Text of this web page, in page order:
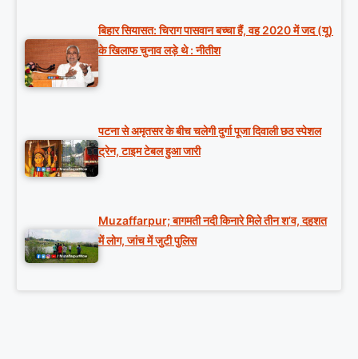
बिहार सियासत: चिराग पासवान बच्चा हैं, वह 2020 में जद (यू)
के खिलाफ चुनाव लड़े थे : नीतीश
पटना से अमृतसर के बीच चलेगी दुर्गा पूजा दिवाली छठ स्पेशल
ट्रेन, टाइम टेबल हुआ जारी
Muzaffarpur; बागमती नदी किनारे मिले तीन श’व, दहशत
में लोग, जांच में जुटी पुलिस